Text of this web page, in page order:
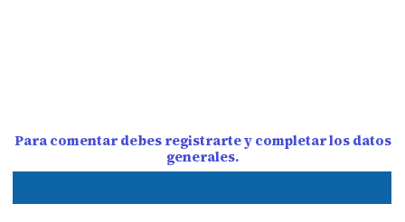
Para comentar debes registrarte y completar los datos
generales.